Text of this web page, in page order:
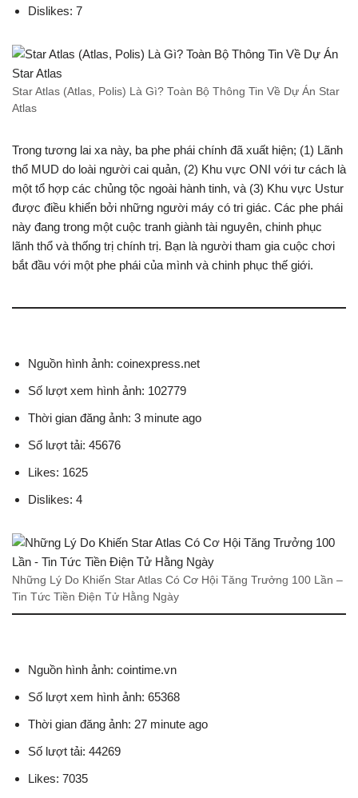
Dislikes: 7
Star Atlas (Atlas, Polis) Là Gì? Toàn Bộ Thông Tin Về Dự Án Star
Atlas
Trong tương lai xa này, ba phe phái chính đã xuất hiện; (1) Lãnh
thổ MUD do loài người cai quản, (2) Khu vực ONI với tư cách là
một tổ hợp các chủng tộc ngoài hành tinh, và (3) Khu vực Ustur
được điều khiển bởi những người máy có tri giác. Các phe phái
này đang trong một cuộc tranh giành tài nguyên, chinh phục
lãnh thổ và thống trị chính trị. Bạn là người tham gia cuộc chơi
bắt đầu với một phe phái của mình và chinh phục thế giới.
Nguồn hình ảnh: coinexpress.net
Số lượt xem hình ảnh: 102779
Thời gian đăng ảnh: 3 minute ago
Số lượt tải: 45676
Likes: 1625
Dislikes: 4
Những Lý Do Khiến Star Atlas Có Cơ Hội Tăng Trưởng 100 Lần –
Tin Tức Tiền Điện Tử Hằng Ngày
Nguồn hình ảnh: cointime.vn
Số lượt xem hình ảnh: 65368
Thời gian đăng ảnh: 27 minute ago
Số lượt tải: 44269
Likes: 7035